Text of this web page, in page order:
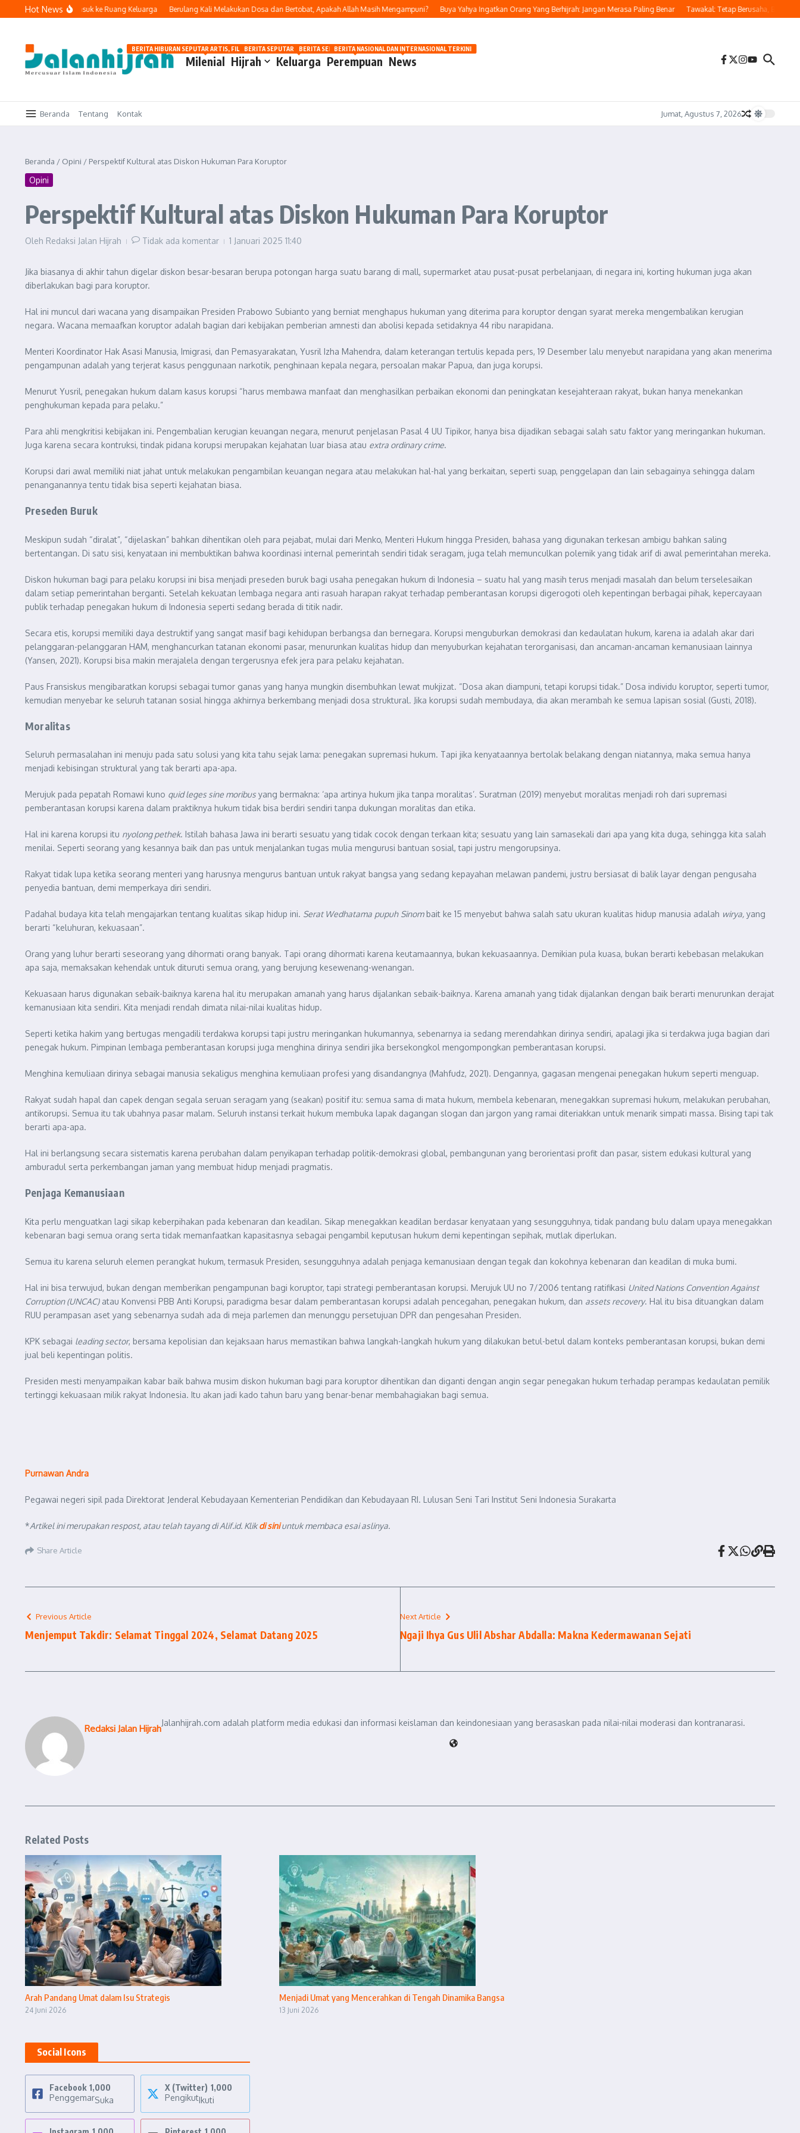
Lewati ke konten
Hot News
Teknologi Masuk ke Ruang Keluarga Berulang Kali Melakukan Dosa dan Bertobat, Apakah Allah Masih Mengampuni? Buya Yahya Ingatkan Orang Yang Berhijrah: Jangan Merasa Paling Benar Tawakal: Tetap Berusaha, Bukan
Milenial
BERITA HIBURAN SEPUTAR ARTIS, FILM, DAN GOSIP
Hijrah Keluarga
BERITA SEPUTAR OTOMOTIF HARI INI
Perempuan
BERITA SEPUTAR KECANTIKAN WANITA
News
BERITA NASIONAL DAN INTERNASIONAL TERKINI
Beranda Tentang Kontak Jumat, Agustus 7, 2026
Beranda / Opini / Perspektif Kultural atas Diskon Hukuman Para Koruptor
Opini
Perspektif Kultural atas Diskon Hukuman Para Koruptor
Oleh Redaksi Jalan Hijrah Tidak ada komentar 1 Januari 2025 11:40
Jika biasanya di akhir tahun digelar diskon besar-besaran berupa potongan harga suatu barang di mall, supermarket atau pusat-pusat perbelanjaan, di negara ini, korting hukuman juga akan
diberlakukan bagi para koruptor.
Hal ini muncul dari wacana yang disampaikan Presiden Prabowo Subianto yang berniat menghapus hukuman yang diterima para koruptor dengan syarat mereka mengembalikan kerugian
negara. Wacana memaafkan koruptor adalah bagian dari kebijakan pemberian amnesti dan abolisi kepada setidaknya 44 ribu narapidana.
Menteri Koordinator Hak Asasi Manusia, Imigrasi, dan Pemasyarakatan, Yusril Izha Mahendra, dalam keterangan tertulis kepada pers, 19 Desember lalu menyebut narapidana yang akan menerima
pengampunan adalah yang terjerat kasus penggunaan narkotik, penghinaan kepala negara, persoalan makar Papua, dan juga korupsi.
Menurut Yusril, penegakan hukum dalam kasus korupsi “harus membawa manfaat dan menghasilkan perbaikan ekonomi dan peningkatan kesejahteraan rakyat, bukan hanya menekankan
penghukuman kepada para pelaku.”
Para ahli mengkritisi kebijakan ini. Pengembalian kerugian keuangan negara, menurut penjelasan Pasal 4 UU Tipikor, hanya bisa dijadikan sebagai salah satu faktor yang meringankan hukuman.
Juga karena secara kontruksi, tindak pidana korupsi merupakan kejahatan luar biasa atau extra ordinary crime.
Korupsi dari awal memiliki niat jahat untuk melakukan pengambilan keuangan negara atau melakukan hal-hal yang berkaitan, seperti suap, penggelapan dan lain sebagainya sehingga dalam
penanganannya tentu tidak bisa seperti kejahatan biasa.
Preseden Buruk
Meskipun sudah “diralat”, “dijelaskan” bahkan dihentikan oleh para pejabat, mulai dari Menko, Menteri Hukum hingga Presiden, bahasa yang digunakan terkesan ambigu bahkan saling
bertentangan. Di satu sisi, kenyataan ini membuktikan bahwa koordinasi internal pemerintah sendiri tidak seragam, juga telah memunculkan polemik yang tidak arif di awal pemerintahan mereka.
Diskon hukuman bagi para pelaku korupsi ini bisa menjadi preseden buruk bagi usaha penegakan hukum di Indonesia – suatu hal yang masih terus menjadi masalah dan belum terselesaikan
dalam setiap pemerintahan berganti. Setelah kekuatan lembaga negara anti rasuah harapan rakyat terhadap pemberantasan korupsi digerogoti oleh kepentingan berbagai pihak, kepercayaan
publik terhadap penegakan hukum di Indonesia seperti sedang berada di titik nadir.
Secara etis, korupsi memiliki daya destruktif yang sangat masif bagi kehidupan berbangsa dan bernegara. Korupsi menguburkan demokrasi dan kedaulatan hukum, karena ia adalah akar dari
pelanggaran-pelanggaran HAM, menghancurkan tatanan ekonomi pasar, menurunkan kualitas hidup dan menyuburkan kejahatan terorganisasi, dan ancaman-ancaman kemanusiaan lainnya
(Yansen, 2021). Korupsi bisa makin merajalela dengan tergerusnya efek jera para pelaku kejahatan.
Paus Fransiskus mengibaratkan korupsi sebagai tumor ganas yang hanya mungkin disembuhkan lewat mukjizat. “Dosa akan diampuni, tetapi korupsi tidak.” Dosa individu koruptor, seperti tumor,
kemudian menyebar ke seluruh tatanan sosial hingga akhirnya berkembang menjadi dosa struktural. Jika korupsi sudah membudaya, dia akan merambah ke semua lapisan sosial (Gusti, 2018).
Moralitas
Seluruh permasalahan ini menuju pada satu solusi yang kita tahu sejak lama: penegakan supremasi hukum. Tapi jika kenyataannya bertolak belakang dengan niatannya, maka semua hanya
menjadi kebisingan struktural yang tak berarti apa-apa.
Merujuk pada pepatah Romawi kuno quid leges sine moribus yang bermakna: ‘apa artinya hukum jika tanpa moralitas’. Suratman (2019) menyebut moralitas menjadi roh dari supremasi
pemberantasan korupsi karena dalam praktiknya hukum tidak bisa berdiri sendiri tanpa dukungan moralitas dan etika.
Hal ini karena korupsi itu nyolong pethek. Istilah bahasa Jawa ini berarti sesuatu yang tidak cocok dengan terkaan kita; sesuatu yang lain samasekali dari apa yang kita duga, sehingga kita salah
menilai. Seperti seorang yang kesannya baik dan pas untuk menjalankan tugas mulia mengurusi bantuan sosial, tapi justru mengorupsinya.
Rakyat tidak lupa ketika seorang menteri yang harusnya mengurus bantuan untuk rakyat bangsa yang sedang kepayahan melawan pandemi, justru bersiasat di balik layar dengan pengusaha
penyedia bantuan, demi memperkaya diri sendiri.
Padahal budaya kita telah mengajarkan tentang kualitas sikap hidup ini. Serat Wedhatama pupuh Sinombait ke 15 menyebut bahwa salah satu ukuran kualitas hidup manusia adalah wirya, yang
berarti “keluhuran, kekuasaan”.
Orang yang luhur berarti seseorang yang dihormati orang banyak. Tapi orang dihormati karena keutamaannya, bukan kekuasaannya. Demikian pula kuasa, bukan berarti kebebasan melakukan
apa saja, memaksakan kehendak untuk dituruti semua orang, yang berujung kesewenang-wenangan.
Kekuasaan harus digunakan sebaik-baiknya karena hal itu merupakan amanah yang harus dijalankan sebaik-baiknya. Karena amanah yang tidak dijalankan dengan baik berarti menurunkan derajat
kemanusiaan kita sendiri. Kita menjadi rendah dimata nilai-nilai kualitas hidup.
Seperti ketika hakim yang bertugas mengadili terdakwa korupsi tapi justru meringankan hukumannya, sebenarnya ia sedang merendahkan dirinya sendiri, apalagi jika si terdakwa juga bagian dari
penegak hukum. Pimpinan lembaga pemberantasan korupsi juga menghina dirinya sendiri jika bersekongkol mengompongkan pemberantasan korupsi.
Menghina kemuliaan dirinya sebagai manusia sekaligus menghina kemuliaan profesi yang disandangnya (Mahfudz, 2021). Dengannya, gagasan mengenai penegakan hukum seperti menguap.
Rakyat sudah hapal dan capek dengan segala seruan seragam yang (seakan) positif itu: semua sama di mata hukum, membela kebenaran, menegakkan supremasi hukum, melakukan perubahan,
antikorupsi. Semua itu tak ubahnya pasar malam. Seluruh instansi terkait hukum membuka lapak dagangan slogan dan jargon yang ramai diteriakkan untuk menarik simpati massa. Bising tapi tak
berarti apa-apa.
Hal ini berlangsung secara sistematis karena perubahan dalam penyikapan terhadap politik-demokrasi global, pembangunan yang berorientasi profit dan pasar, sistem edukasi kultural yang
amburadul serta perkembangan jaman yang membuat hidup menjadi pragmatis.
Penjaga Kemanusiaan
Kita perlu menguatkan lagi sikap keberpihakan pada kebenaran dan keadilan. Sikap menegakkan keadilan berdasar kenyataan yang sesungguhnya, tidak pandang bulu dalam upaya menegakkan
kebenaran bagi semua orang serta tidak memanfaatkan kapasitasnya sebagai pengambil keputusan hukum demi kepentingan sepihak, mutlak diperlukan.
Semua itu karena seluruh elemen perangkat hukum, termasuk Presiden, sesungguhnya adalah penjaga kemanusiaan dengan tegak dan kokohnya kebenaran dan keadilan di muka bumi.
Hal ini bisa terwujud, bukan dengan memberikan pengampunan bagi koruptor, tapi strategi pemberantasan korupsi. Merujuk UU no 7/2006 tentang ratifikasi United Nations Convention Against
Corruption (UNCAC)atau Konvensi PBB Anti Korupsi, paradigma besar dalam pemberantasan korupsi adalah pencegahan, penegakan hukum, dan assets recovery. Hal itu bisa dituangkan dalam
RUU perampasan aset yang sebenarnya sudah ada di meja parlemen dan menunggu persetujuan DPR dan pengesahan Presiden.
KPK sebagai leading sector, bersama kepolisian dan kejaksaan harus memastikan bahwa langkah-langkah hukum yang dilakukan betul-betul dalam konteks pemberantasan korupsi, bukan demi
jual beli kepentingan politis.
Presiden mesti menyampaikan kabar baik bahwa musim diskon hukuman bagi para koruptor dihentikan dan diganti dengan angin segar penegakan hukum terhadap perampas kedaulatan pemilik
tertinggi kekuasaan milik rakyat Indonesia. Itu akan jadi kado tahun baru yang benar-benar membahagiakan bagi semua.
Purnawan Andra
Pegawai negeri sipil pada Direktorat Jenderal Kebudayaan Kementerian Pendidikan dan Kebudayaan RI. Lulusan Seni Tari Institut Seni Indonesia Surakarta
*Artikel ini merupakan respost, atau telah tayang di Alif.id. Klikdi siniuntuk membaca esai aslinya.
Share Article
Previous Article
Menjemput Takdir: Selamat Tinggal 2024, Selamat Datang 2025
Next Article
Ngaji Ihya Gus Ulil Abshar Abdalla: Makna Kedermawanan Sejati
Redaksi Jalan Hijrah
Jalanhijrah.com adalah platform media edukasi dan informasi keislaman dan keindonesiaan yang berasaskan pada nilai-nilai moderasi dan kontranarasi.
Related Posts
Arah Pandang Umat dalam Isu Strategis
24 Juni 2026
Menjadi Umat yang Mencerahkan di Tengah Dinamika Bangsa
13 Juni 2026
Social Icons
Facebook 1,000
PenggemarSuka
X (Twitter) 1,000
PengikutIkuti